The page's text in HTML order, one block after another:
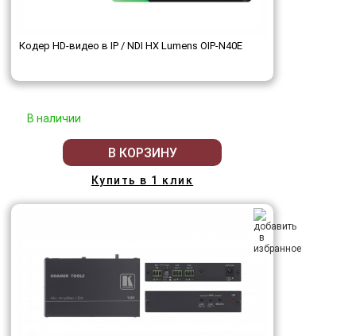
Кодер HD-видео в IP / NDI HX Lumens OIP-N40E
В наличии
В КОРЗИНУ
Купить в 1 клик